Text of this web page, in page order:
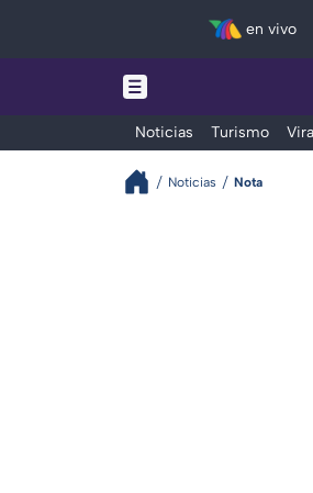
en vivo
Noticias Turismo
Noticias Nota